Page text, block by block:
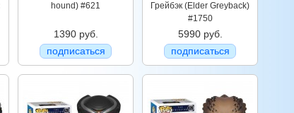
hound) #621
1390 руб.
подписаться
Грейбэк (Elder Greyback)
#1750
5990 руб.
подписаться